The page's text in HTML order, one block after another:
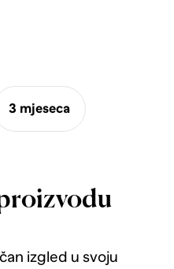
3 mjeseca
izgled u svoju